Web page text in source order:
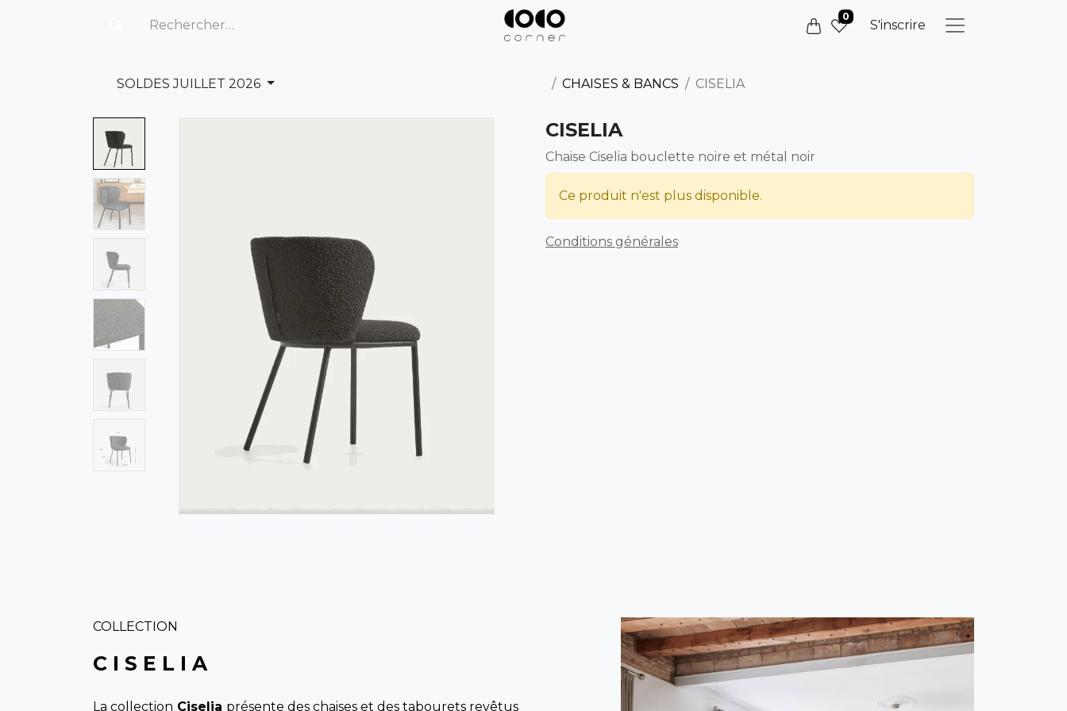
0
S'inscrire
SOLDES JUILLET 2026 CHAISES & BANCS CISELIA
CISELIA
Chaise Ciselia bouclette noire et métal noir
Ce produit n'est plus disponible.
Conditions générales
COLLECTION
C I S E L I A
La collection Ciselia présente des chaises et des tabourets revêtus